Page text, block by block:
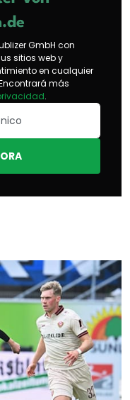
GmbH con
sitios web y
en cualquier
más
.